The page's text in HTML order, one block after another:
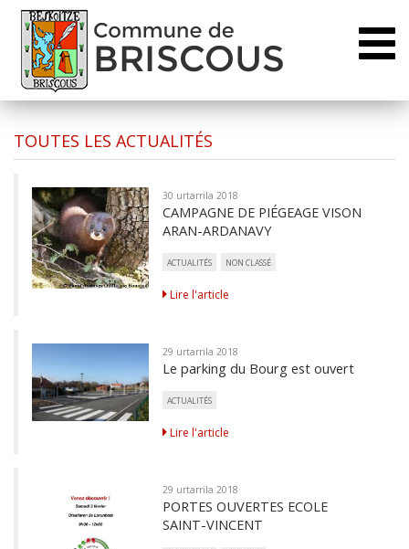
TOUTES LES ACTUALITÉS
30 urtarrila 2018
CAMPAGNE DE PIÉGEAGE VISON
ARAN-ARDANAVY
ACTUALITÉS NON CLASSÉ
Lire l'article
29 urtarrila 2018
Le parking du Bourg est ouvert
ACTUALITÉS
Lire l'article
29 urtarrila 2018
PORTES OUVERTES ECOLE
SAINT-VINCENT